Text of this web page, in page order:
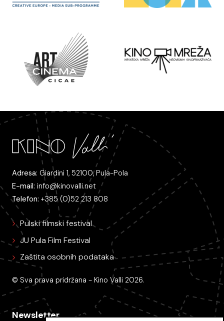
Adresa: Giardini 1, 52100, Pula-Pola
E-mail: info@kinovalli.net
Telefon: +385 (0)52 213 808
Pulski filmski festival
JU Pula Film Festival
Zaštita osobnih podataka
© Sva prava pridržana - Kino Valli 2026.
Newsletter